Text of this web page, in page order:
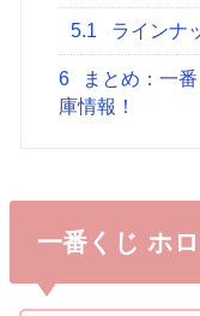
5.1 ラインナ
6
まとめ：一
庫情報！
一番くじ ホ